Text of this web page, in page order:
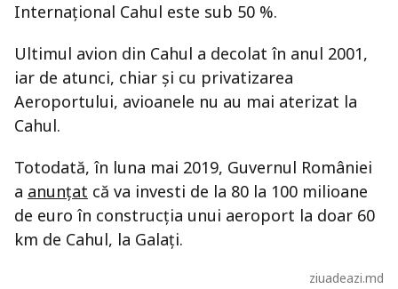
Internațional Cahul este sub 50 %.
Ultimul avion din Cahul a decolat în anul 2001,
iar de atunci, chiar și cu privatizarea
Aeroportului, avioanele nu au mai aterizat la
Cahul.
Totodată, în luna mai 2019, Guvernul României
a anunțat că va investi de la 80 la 100 milioane
de euro în construcția unui aeroport la doar 60
km de Cahul, la Galați.
ziuadeazi.md